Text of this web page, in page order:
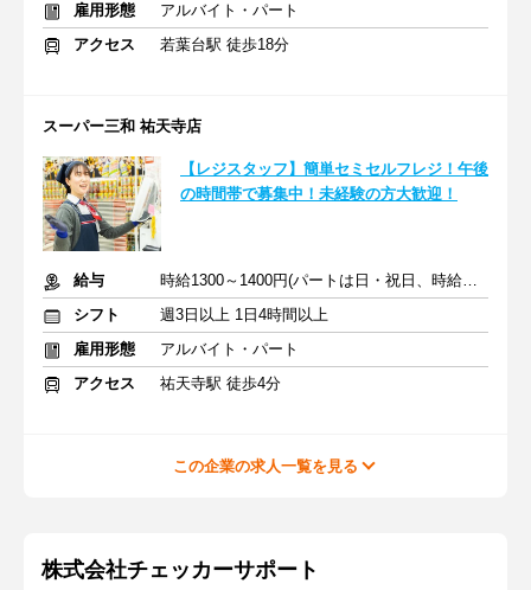
雇用形態
アルバイト・パート
アクセス
若葉台駅 徒歩18分
スーパー三和 祐天寺店
【レジスタッフ】簡単セミセルフレジ！午後
の時間帯で募集中！未経験の方大歓迎！
給与
時給1300～1400円(パートは日・祝日、時給50円アップ)
シフト
週3日以上 1日4時間以上
雇用形態
アルバイト・パート
アクセス
祐天寺駅 徒歩4分
この企業の求人一覧を見る
株式会社チェッカーサポート